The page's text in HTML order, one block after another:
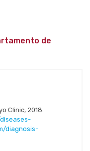
de
Clinic, 2018.
diagnosis-